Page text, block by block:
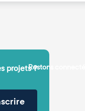
projets ?Restons connectés